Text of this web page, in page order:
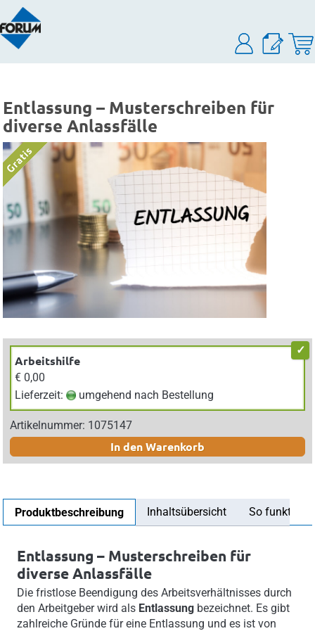
Entlassung – Musterschreiben für
diverse Anlassfälle
Arbeitshilfe
€ 0,00
Lieferzeit:
umgehend nach Bestellung
Artikelnummer: 1075147
In den Warenkorb
Produktbeschreibung Inhaltsübersicht So
Entlassung – Musterschreiben für
diverse Anlassfälle
Die fristlose Beendigung des Arbeitsverhältnisses durch
den Ar­beit­geber wird als Entlassungbezeichnet. Es gibt
zahlreiche Gründe für eine Entlassung und es ist von